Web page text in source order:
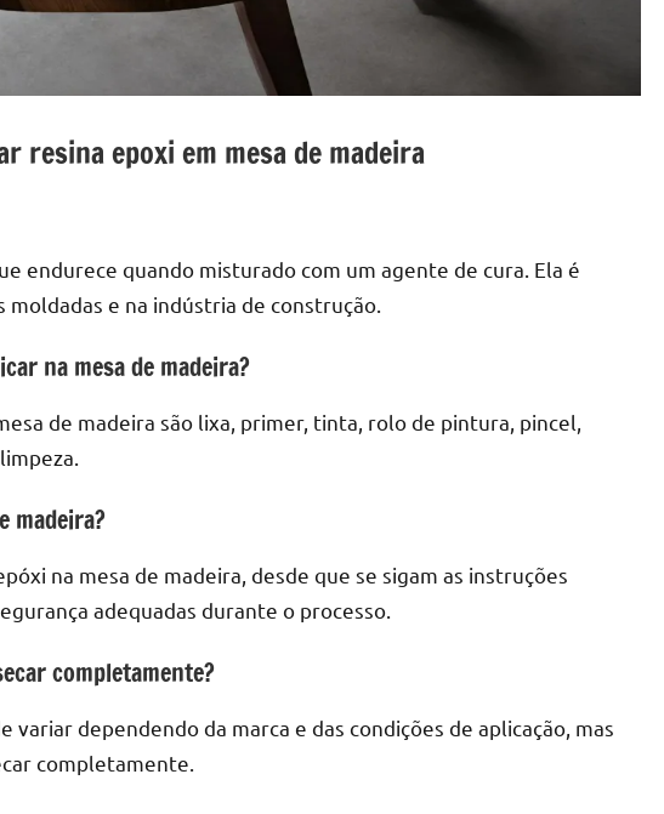
resina epoxi em mesa de madeira
endurece quando misturado com um agente de cura. Ela é
e na indústria de construção.
na mesa de madeira?
de madeira são lixa, primer, tinta, rolo de pintura, pincel,
madeira?
na mesa de madeira, desde que se sigam as instruções
adequadas durante o processo.
completamente?
variar dependendo da marca e das condições de aplicação, mas
completamente.